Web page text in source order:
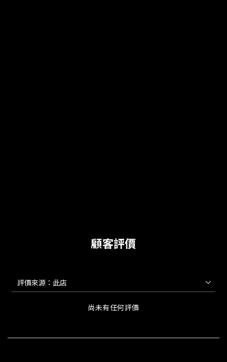
顧客評價
尚未有任何評價